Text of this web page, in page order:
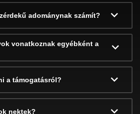
adománynak számít?
vonatkoznak egyébként a
a támogatásról?
nektek?